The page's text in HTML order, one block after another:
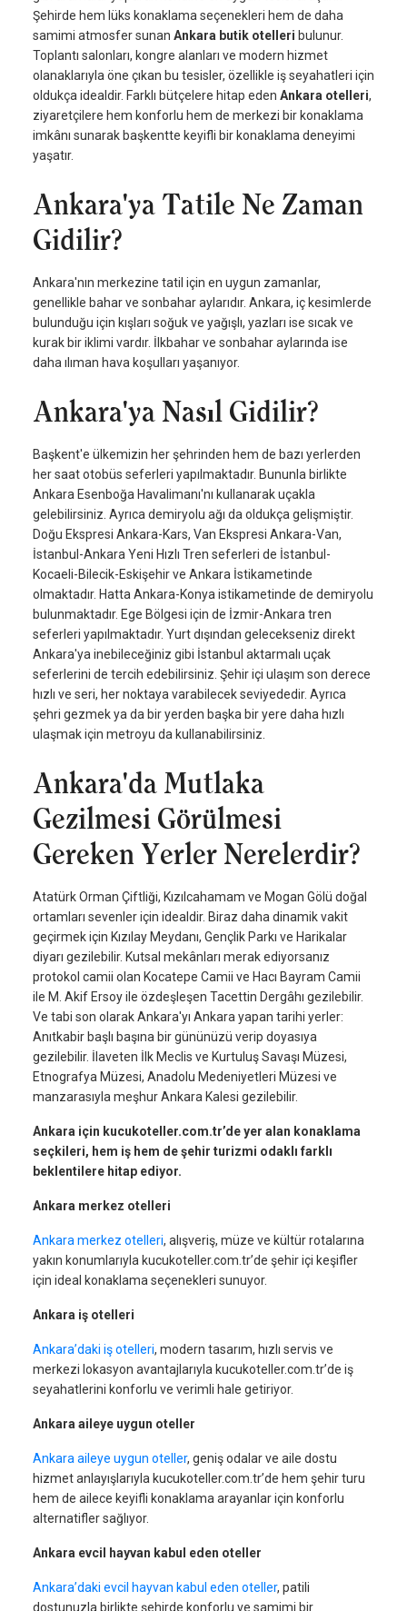
Şehirde hem lüks konaklama seçenekleri hem de daha
samimi atmosfer sunan Ankara butik otelleri bulunur.
Toplantı salonları, kongre alanları ve modern hizmet
olanaklarıyla öne çıkan bu tesisler, özellikle iş seyahatleri için
oldukça idealdir. Farklı bütçelere hitap eden Ankara otelleri,
ziyaretçilere hem konforlu hem de merkezi bir konaklama
imkânı sunarak başkentte keyifli bir konaklama deneyimi
yaşatır.
Ankara'ya Tatile Ne Zaman
Gidilir?
Ankara'nın merkezine tatil için en uygun zamanlar,
genellikle bahar ve sonbahar aylarıdır. Ankara, iç kesimlerde
bulunduğu için kışları soğuk ve yağışlı, yazları ise sıcak ve
kurak bir iklimi vardır. İlkbahar ve sonbahar aylarında ise
daha ılıman hava koşulları yaşanıyor.
Ankara'ya Nasıl Gidilir?
Başkent'e ülkemizin her şehrinden hem de bazı yerlerden
her saat otobüs seferleri yapılmaktadır. Bununla birlikte
Ankara Esenboğa Havalimanı'nı kullanarak uçakla
gelebilirsiniz. Ayrıca demiryolu ağı da oldukça gelişmiştir.
Doğu Ekspresi Ankara-Kars, Van Ekspresi Ankara-Van,
İstanbul-Ankara Yeni Hızlı Tren seferleri de İstanbul-
Kocaeli-Bilecik-Eskişehir ve Ankara İstikametinde
olmaktadır. Hatta Ankara-Konya istikametinde de demiryolu
bulunmaktadır. Ege Bölgesi için de İzmir-Ankara tren
seferleri yapılmaktadır. Yurt dışından gelecekseniz direkt
Ankara'ya inebileceğiniz gibi İstanbul aktarmalı uçak
seferlerini de tercih edebilirsiniz. Şehir içi ulaşım son derece
hızlı ve seri, her noktaya varabilecek seviyededir. Ayrıca
şehri gezmek ya da bir yerden başka bir yere daha hızlı
ulaşmak için metroyu da kullanabilirsiniz.
Ankara'da Mutlaka
Gezilmesi Görülmesi
Gereken Yerler Nerelerdir?
Atatürk Orman Çiftliği, Kızılcahamam ve Mogan Gölü doğal
ortamları sevenler için idealdir. Biraz daha dinamik vakit
geçirmek için Kızılay Meydanı, Gençlik Parkı ve Harikalar
diyarı gezilebilir. Kutsal mekânları merak ediyorsanız
protokol camii olan Kocatepe Camii ve Hacı Bayram Camii
ile M. Akif Ersoy ile özdeşleşen Tacettin Dergâhı gezilebilir.
Ve tabi son olarak Ankara'yı Ankara yapan tarihi yerler:
Anıtkabir başlı başına bir gününüzü verip doyasıya
gezilebilir. İlaveten İlk Meclis ve Kurtuluş Savaşı Müzesi,
Etnografya Müzesi, Anadolu Medeniyetleri Müzesi ve
manzarasıyla meşhur Ankara Kalesi gezilebilir.
Ankara için kucukoteller.com.tr’de yer alan konaklama
seçkileri, hem iş hem de şehir turizmi odaklı farklı
beklentilere hitap ediyor.
Ankara merkez otelleri
Ankara merkez otelleri, alışveriş, müze ve kültür rotalarına
yakın konumlarıyla kucukoteller.com.tr’de şehir içi keşifler
için ideal konaklama seçenekleri sunuyor.
Ankara iş otelleri
Ankara’daki iş otelleri, modern tasarım, hızlı servis ve
merkezi lokasyon avantajlarıyla kucukoteller.com.tr’de iş
seyahatlerini konforlu ve verimli hale getiriyor.
Ankara aileye uygun oteller
Ankara aileye uygun oteller, geniş odalar ve aile dostu
hizmet anlayışlarıyla kucukoteller.com.tr’de hem şehir turu
hem de ailece keyifli konaklama arayanlar için konforlu
alternatifler sağlıyor.
Ankara evcil hayvan kabul eden oteller
Ankara’daki evcil hayvan kabul eden oteller, patili
dostunuzla birlikte şehirde konforlu ve samimi bir